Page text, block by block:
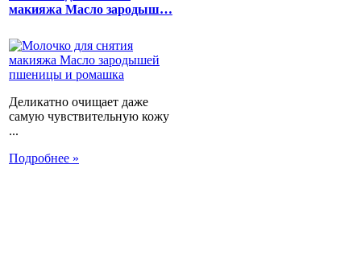
макияжа Масло зародыш…
Деликатно очищает даже
самую чувствительную кожу
...
Подробнее »